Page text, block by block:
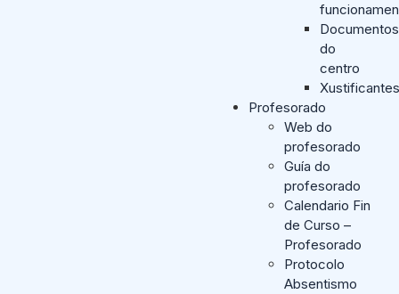
Documentos
do
centro
Xustificantes
Profesorado
Web do
profesorado
Guía do
profesorado
Calendario Fin
de Curso –
Profesorado
Protocolo
Absentismo